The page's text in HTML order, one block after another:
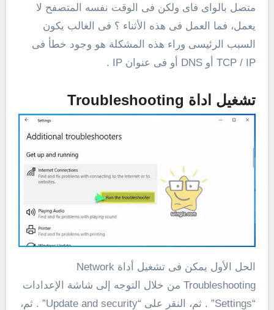
متصل بالواى فاى ولكن فى الوقت نفسه المتصفح لا
يعمل، فما العمل فى هذه الأثناء ؟ فى الغالب يكون
السبب الرئيسى وراء هذه المشكلة هو وجود خطأ فى
TCP / IP أو DNS أو فى عنوان IP .
تشغيل اداة Troubleshooting
الحل الأول يمكن فى تشغيل أداة Network
Troubleshooting من خلال التوجه إلى شاشة الإعدادات
“Settings” . ثم، النقر على “Update and security” . ثم،